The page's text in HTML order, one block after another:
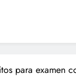
para examen